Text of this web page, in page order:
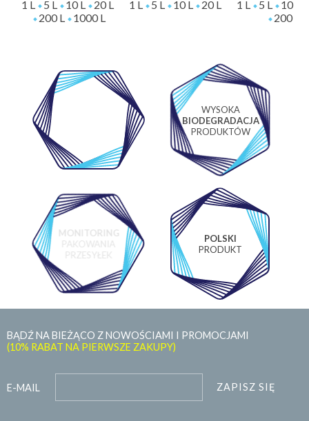
1 L 5 L 10 L
20 L
200 L
1000 L
1 L 5 L 10 L 20 L 1 L 5 L
10 L
200 L
WYSOKA
BIODEGRADACJA
PRODUKTÓW
MONITORING
PAKOWANIA
PRZESYŁEK
POLSKI
PRODUKT
BĄDŹ NA BIEŻĄCO Z NOWOŚCIAMI I PROMOCJAMI
(10% RABAT NA PIERWSZE ZAKUPY)
E-MAIL ZAPISZ SIĘ